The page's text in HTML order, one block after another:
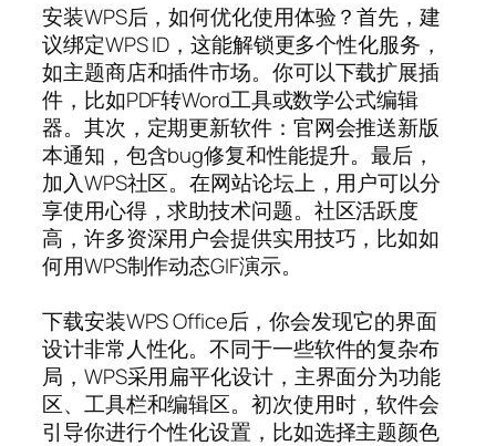
安装WPS后，如何优化使用体验？首先，建
议绑定WPS ID，这能解锁更多个性化服务，
如主题商店和插件市场。你可以下载扩展插
件，比如PDF转Word工具或数学公式编辑
器。其次，定期更新软件：官网会推送新版
本通知，包含bug修复和性能提升。最后，
加入WPS社区。在网站论坛上，用户可以分
享使用心得，求助技术问题。社区活跃度
高，许多资深用户会提供实用技巧，比如如
何用WPS制作动态GIF演示。
下载安装WPS Office后，你会发现它的界面
设计非常人性化。不同于一些软件的复杂布
局，WPS采用扁平化设计，主界面分为功能
区、工具栏和编辑区。初次使用时，软件会
引导你进行个性化设置，比如选择主题颜色